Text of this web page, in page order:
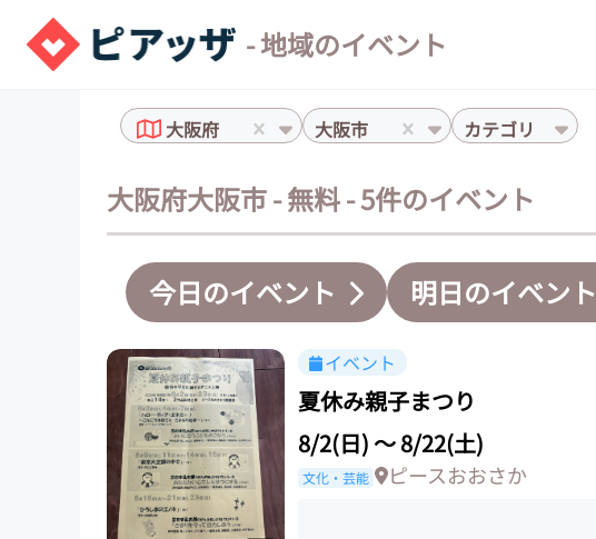
- 地域のイベント
大阪府 大阪市 カテゴリ
大阪府大阪市 - 無料 - 5件のイベント
今日のイベント 明日のイベント
イベント
夏休み親子まつり
8/2(日)〜8/22(土)
文化・芸能 ピースおおさか